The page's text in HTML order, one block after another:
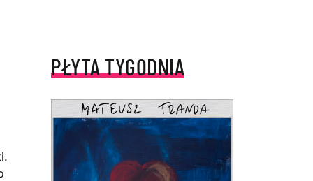
PŁYTA TYGODNIA